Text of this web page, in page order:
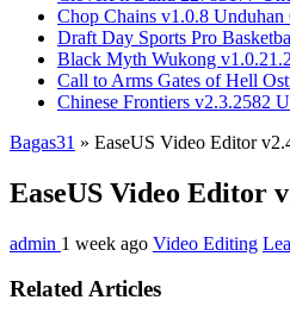
Chop Chains v1.0.8 Unduhan
Draft Day Sports Pro
Black Myth Wukong
Call to Arms Gates of Hell
Chinese Frontiers v2.3.2582
Bagas31 » EaseUS Video Editor
EaseUS Video Editor
admin 1 week ago Video Editing
Related Articles